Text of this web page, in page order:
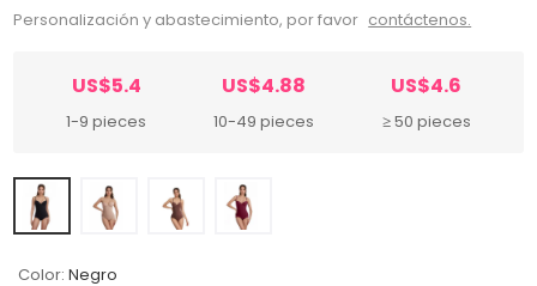
Personalización y abastecimiento, por favor contáctenos.
US$5.4
1-9 pieces
US$4.88
10-49 pieces
US$4.6
≥ 50 pieces
Color: Negro